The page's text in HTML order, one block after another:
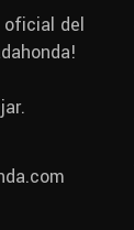
oficial del